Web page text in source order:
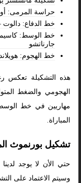
حراسة المرمى:
خط الدفاع: دالوت
خط الوسط:
جارناتشو
خط الهجوم:
هذه التشكيلة تعكس
الهجومي والضغط
مهاريين في خط
المباراة.
تشكيل بورنموث
حتي الأن لا يوجد
وسيتم الاعتماد على